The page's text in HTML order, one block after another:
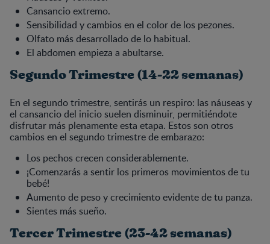
Cansancio extremo.
Sensibilidad y cambios en el color de los pezones.
Olfato más desarrollado de lo habitual.
El abdomen empieza a abultarse.
Segundo Trimestre (14-22 semanas)
En el segundo trimestre, sentirás un respiro: las náuseas y
el cansancio del inicio suelen disminuir, permitiéndote
disfrutar más plenamente esta etapa. Estos son otros
cambios en el segundo trimestre de embarazo:
Los pechos crecen considerablemente.
¡Comenzarás a sentir los primeros movimientos de tu
bebé!
Aumento de peso y crecimiento evidente de tu panza.
Sientes más sueño.
Tercer Trimestre (23-42 semanas)